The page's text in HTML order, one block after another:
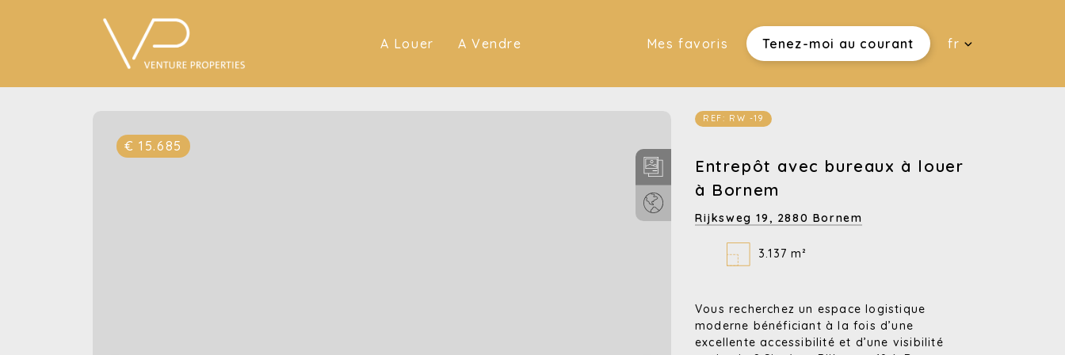
A Louer (A Louer)
A Vendre Mes favoris Tenez-moi au courant fr
€ 15.685
REF: RW -19
Entrepôt avec bureaux à louer
à Bornem
Rijksweg 19, 2880 Bornem
3.137 m²
Vous recherchez un espace logistique
moderne bénéficiant à la fois d’une
excellente accessibilité et d’une visibilité